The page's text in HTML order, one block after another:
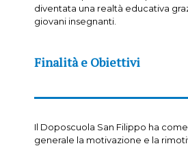
diventata una realtà educativa
giovani insegnanti.
Finalità e Obiettivi
Il Doposcuola San Filippo ha
generale la motivazione e la